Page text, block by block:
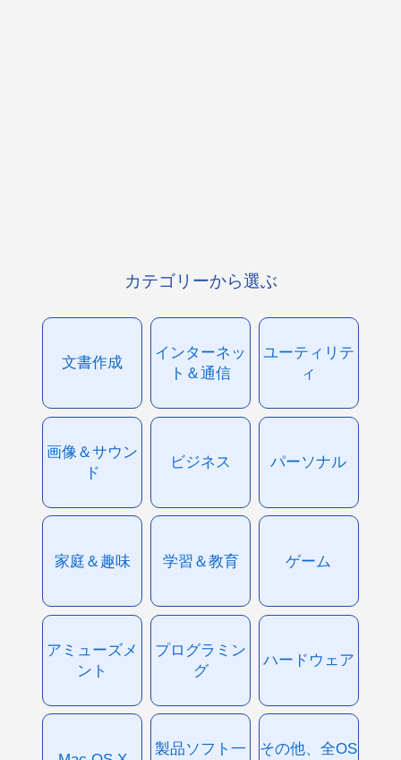
カテゴリーから選ぶ
文書作成
インターネッ
ト＆通信
ユーティリテ
ィ
画像＆サウン
ド
ビジネス パーソナル
家庭＆趣味 学習＆教育 ゲーム
アミューズメ
ント
プログラミン
グ
ハードウェア
製品ソフト一
その他、全OS